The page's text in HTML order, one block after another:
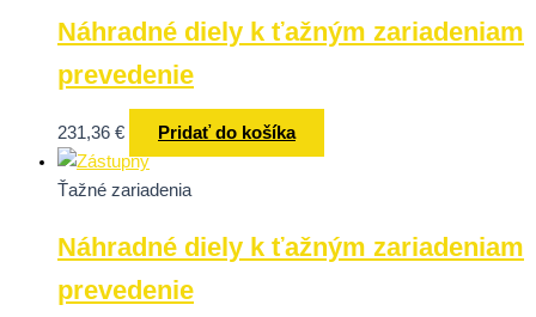
Náhradné diely k ťažným zariadeniam
prevedenie
231,36 € Pridať do košíka
Ťažné zariadenia
Náhradné diely k ťažným zariadeniam
prevedenie